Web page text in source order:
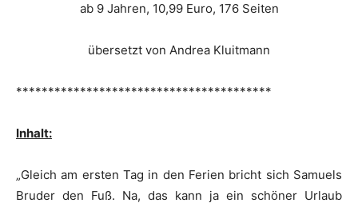
ab 9 Jahren, 10,99 Euro, 176 Seiten
übersetzt von Andrea Kluitmann
****************************************
Inhalt:
„Gleich am ersten Tag in den Ferien bricht sich Samuels
Bruder den Fuß. Na, das kann ja ein schöner Urlaub